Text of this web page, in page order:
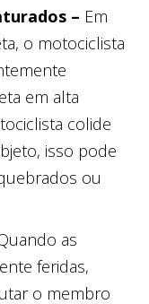
– Em
o motociclista
em alta
colide
isso pode
ou
as
feridas,
o membro